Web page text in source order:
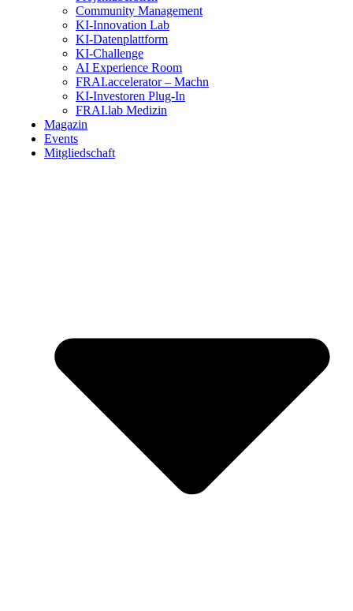
Community Management
KI-Innovation Lab
KI-Datenplattform
KI-Challenge
AI Experience Room
FRAI.accelerator – Machn
KI-Investoren Plug-In
FRAI.lab Medizin
Magazin
Events
Mitgliedschaft